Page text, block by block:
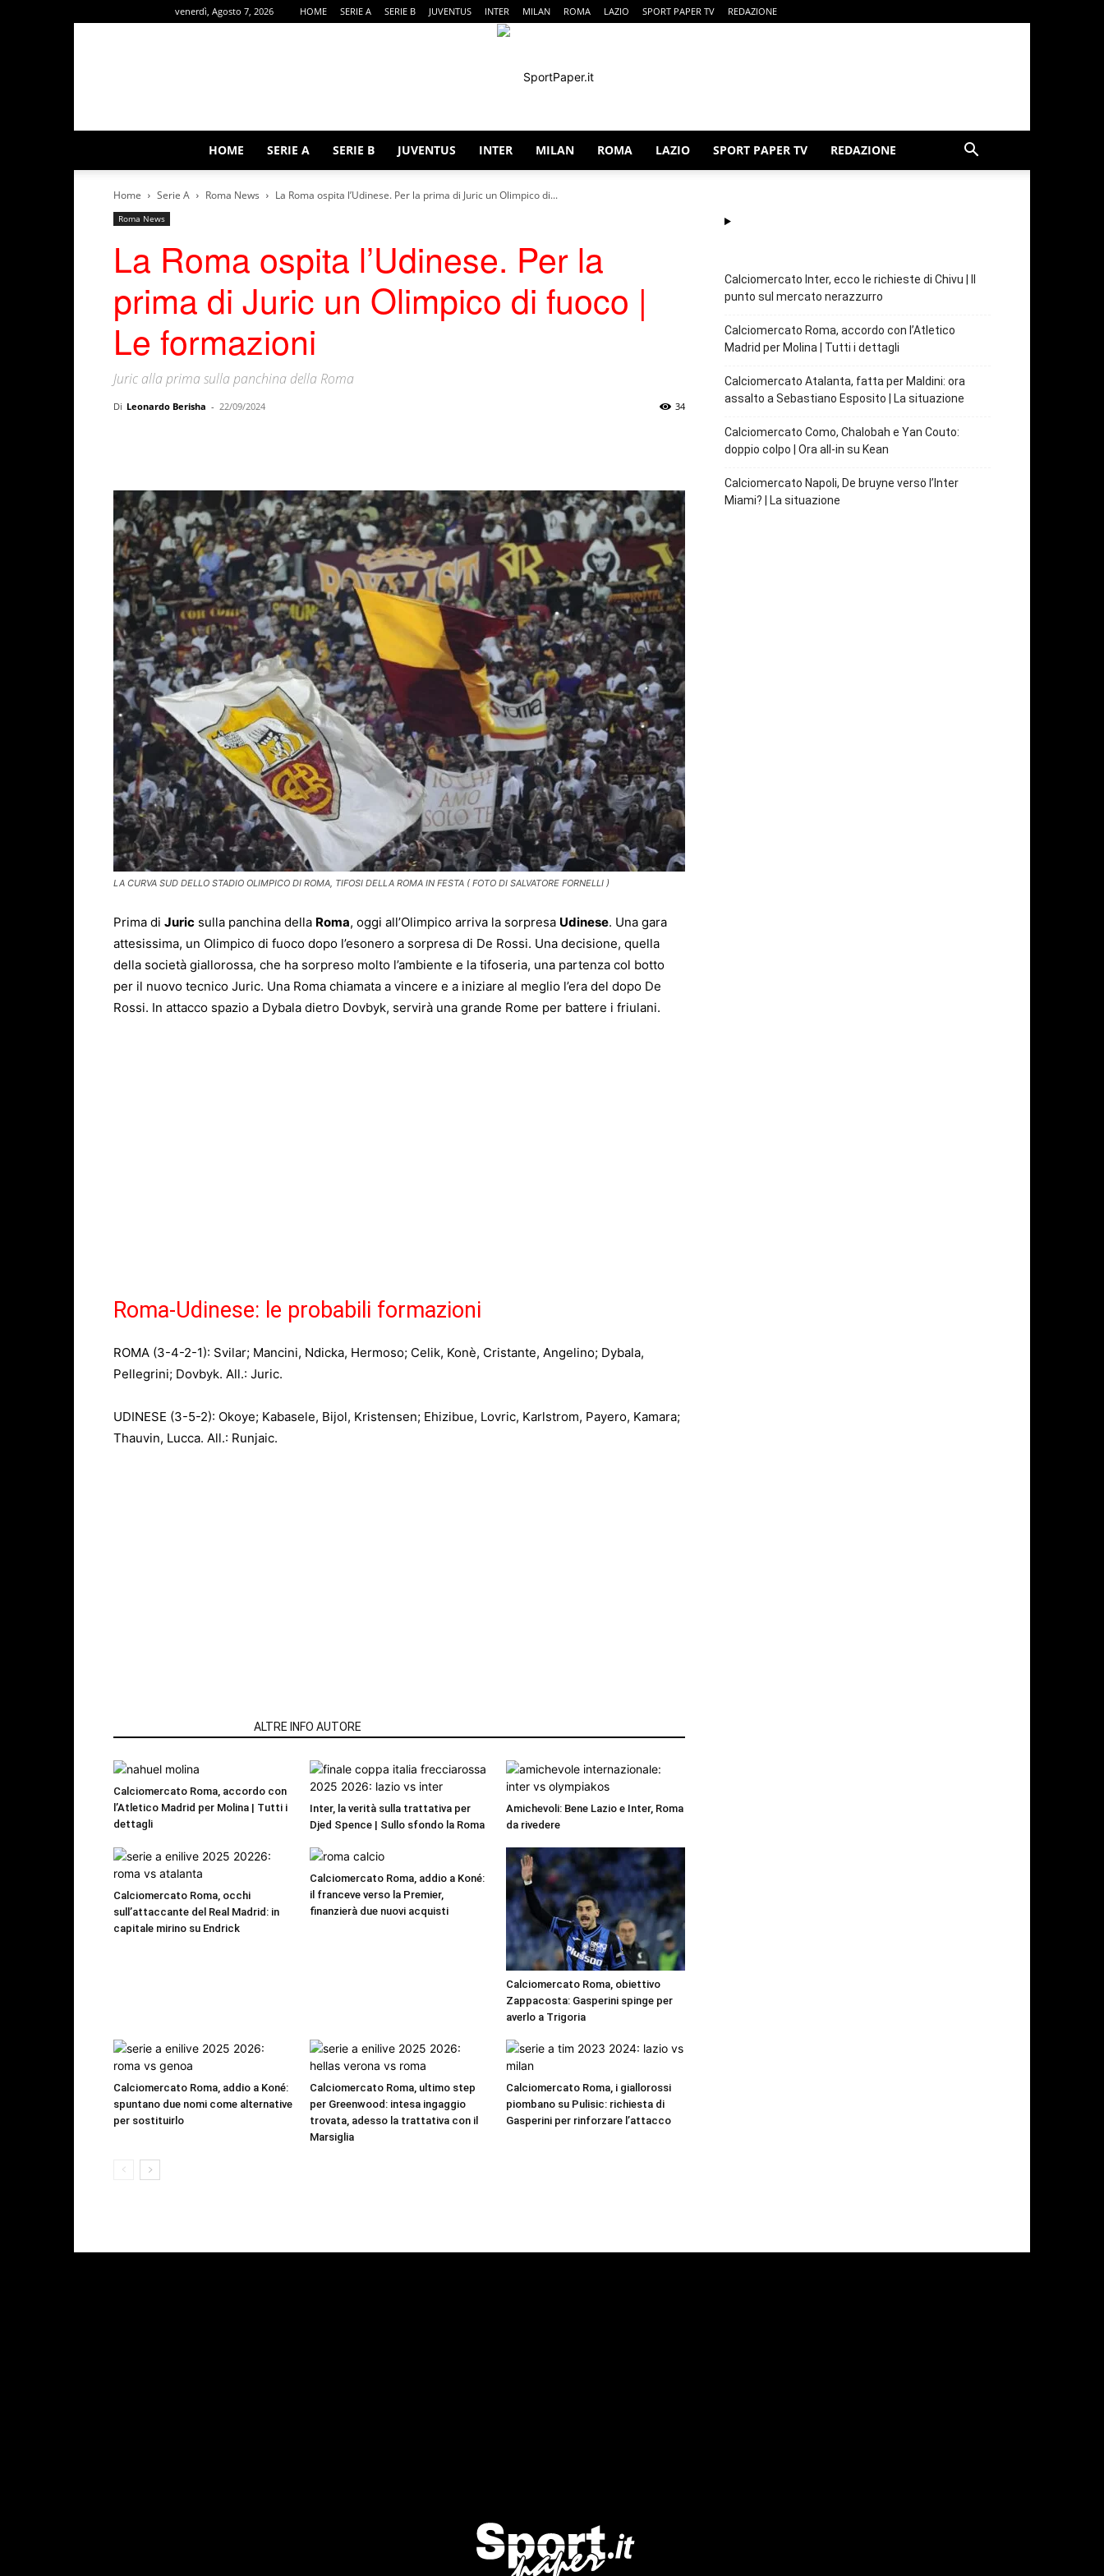
venerdì, Agosto 7, 2026 HOME SERIE A SERIE B JUVENTUS INTER MILAN ROMA LAZIO SPORT PAPER TV REDAZIONE
HOME SERIE A SERIE B JUVENTUS INTER MILAN ROMA LAZIO SPORT PAPER TV REDAZIONE
Home Serie A Roma News La Roma ospita l’Udinese. Per la prima di Juric un Olimpico di...
Roma News
La Roma ospita l’Udinese. Per la
prima di Juric un Olimpico di fuoco |
Le formazioni
Juric alla prima sulla panchina della Roma
Di Leonardo Berisha - 22/09/2024 34
LA CURVA SUD DELLO STADIO OLIMPICO DI ROMA, TIFOSI DELLA ROMA IN FESTA ( FOTO DI SALVATORE FORNELLI )
Prima di Juric sulla panchina della Roma, oggi all’Olimpico arriva la sorpresa Udinese. Una gara
attesissima, un Olimpico di fuoco dopo l’esonero a sorpresa di De Rossi. Una decisione, quella
della società giallorossa, che ha sorpreso molto l’ambiente e la tifoseria, una partenza col botto
per il nuovo tecnico Juric. Una Roma chiamata a vincere e a iniziare al meglio l’era del dopo De
Rossi. In attacco spazio a Dybala dietro Dovbyk, servirà una grande Rome per battere i friulani.
Roma-Udinese: le probabili formazioni
ROMA (3-4-2-1): Svilar; Mancini, Ndicka, Hermoso; Celik, Konè, Cristante, Angelino; Dybala,
Pellegrini; Dovbyk. All.: Juric.
UDINESE (3-5-2): Okoye; Kabasele, Bijol, Kristensen; Ehizibue, Lovric, Karlstrom, Payero, Kamara;
Thauvin, Lucca. All.: Runjaic.
ALTRE INFO AUTORE
Calciomercato Roma, accordo con
l’Atletico Madrid per Molina | Tutti i
dettagli
Inter, la verità sulla trattativa per
Djed Spence | Sullo sfondo la Roma
Amichevoli: Bene Lazio e Inter, Roma
da rivedere
Calciomercato Roma, occhi
sull’attaccante del Real Madrid: in
capitale mirino su Endrick
Calciomercato Roma, addio a Koné:
il franceve verso la Premier,
finanzierà due nuovi acquisti
Calciomercato Roma, obiettivo
Zappacosta: Gasperini spinge per
averlo a Trigoria
Calciomercato Roma, addio a Koné:
spuntano due nomi come alternative
per sostituirlo
Calciomercato Roma, ultimo step
per Greenwood: intesa ingaggio
trovata, adesso la trattativa con il
Marsiglia
Calciomercato Roma, i giallorossi
piombano su Pulisic: richiesta di
Gasperini per rinforzare l’attacco
Calciomercato Inter, ecco le richieste di Chivu | Il
punto sul mercato nerazzurro
Calciomercato Roma, accordo con l’Atletico
Madrid per Molina | Tutti i dettagli
Calciomercato Atalanta, fatta per Maldini: ora
assalto a Sebastiano Esposito | La situazione
Calciomercato Como, Chalobah e Yan Couto:
doppio colpo | Ora all-in su Kean
Calciomercato Napoli, De bruyne verso l’Inter
Miami? | La situazione